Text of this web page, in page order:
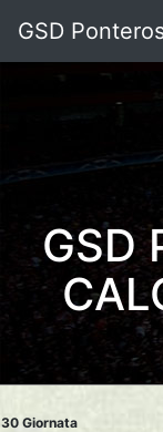
GSD
GSD
30 Giornata